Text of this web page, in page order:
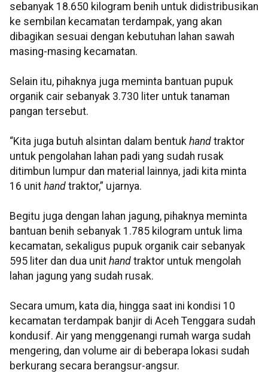
sebanyak 18.650 kilogram benih untuk didistribusikan
ke sembilan kecamatan terdampak, yang akan
dibagikan sesuai dengan kebutuhan lahan sawah
masing-masing kecamatan.
Selain itu, pihaknya juga meminta bantuan pupuk
organik cair sebanyak 3.730 liter untuk tanaman
pangan tersebut.
“Kita juga butuh alsintan dalam bentuk hand traktor
untuk pengolahan lahan padi yang sudah rusak
ditimbun lumpur dan material lainnya, jadi kita minta
16 unit hand traktor,” ujarnya.
Begitu juga dengan lahan jagung, pihaknya meminta
bantuan benih sebanyak 1.785 kilogram untuk lima
kecamatan, sekaligus pupuk organik cair sebanyak
595 liter dan dua unit hand traktor untuk mengolah
lahan jagung yang sudah rusak.
Secara umum, kata dia, hingga saat ini kondisi 10
kecamatan terdampak banjir di Aceh Tenggara sudah
kondusif. Air yang menggenangi rumah warga sudah
mengering, dan volume air di beberapa lokasi sudah
berkurang secara berangsur-angsur.